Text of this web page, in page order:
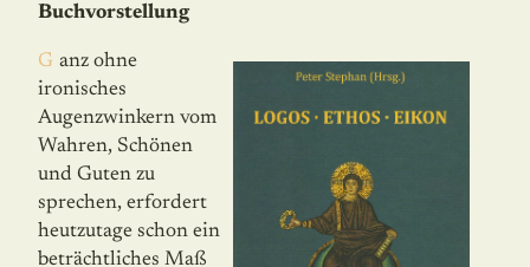
Buchvorstellung
Ganz ohne
ironisches
Augenzwinkern vom
Wahren, Schönen
und Guten zu
sprechen, erfordert
heutzutage schon ein
beträchtliches Maß